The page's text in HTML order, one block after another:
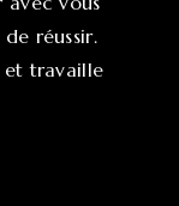
réussir.
travaille